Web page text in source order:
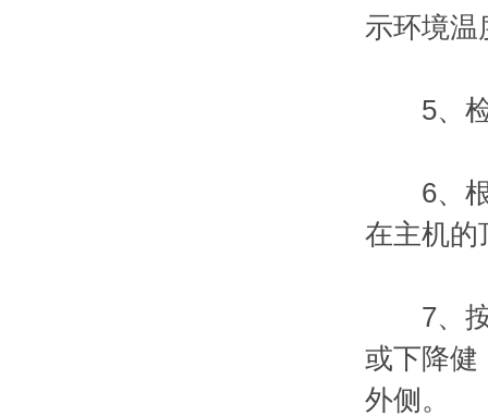
示环境温
5、检
6、根
在主机的
7、按
或下降健
外侧。